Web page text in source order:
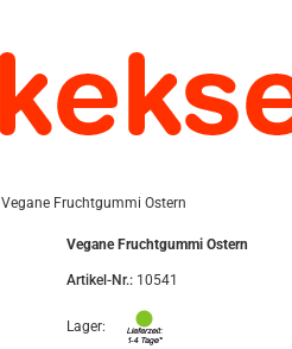
Vegane Fruchtgummi Ostern
Vegane Fruchtgummi Ostern
Artikel-Nr.: 10541
Lager: